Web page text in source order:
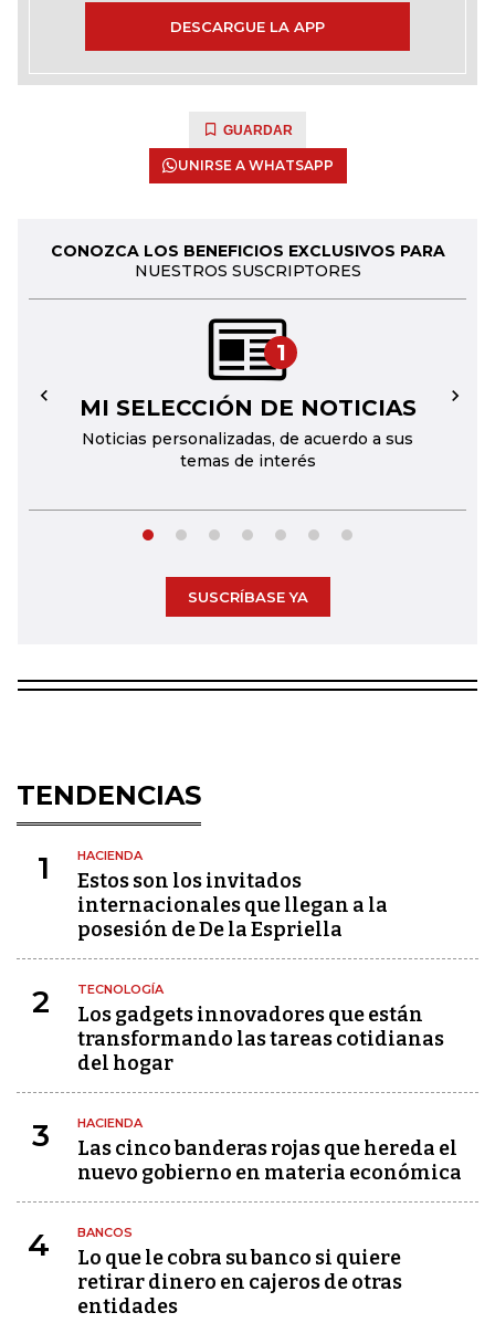
DESCARGUE LA APP
GUARDAR
UNIRSE A WHATSAPP
CONOZCA LOS BENEFICIOS EXCLUSIVOS PARA
NUESTROS SUSCRIPTORES
1
MI SELECCIÓN DE NOTICIAS
Noticias personalizadas, de acuerdo a sus
temas de interés
← →
SUSCRÍBASE YA
TENDENCIAS
1 HACIENDA
Estos son los invitados
internacionales que llegan a la
posesión de De la Espriella
2 TECNOLOGÍA
Los gadgets innovadores que están
transformando las tareas cotidianas
del hogar
3 HACIENDA
Las cinco banderas rojas que hereda el
nuevo gobierno en materia económica
4 BANCOS
Lo que le cobra su banco si quiere
retirar dinero en cajeros de otras
entidades